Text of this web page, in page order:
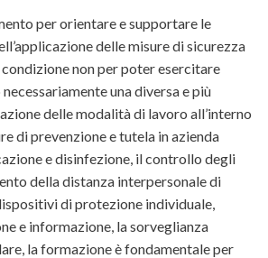
per orientare e supportare le
delle misure di sicurezza
non per poter esercitare
una diversa e più
delle modalità di lavoro all’interno
di prevenzione e tutela in azienda
e disinfezione, il controllo degli
della distanza interpersonale di
di protezione individuale,
e informazione, la sorveglianza
la formazione è fondamentale per